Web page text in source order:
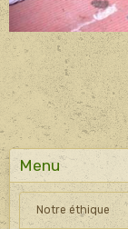
Menu
Notre éthique